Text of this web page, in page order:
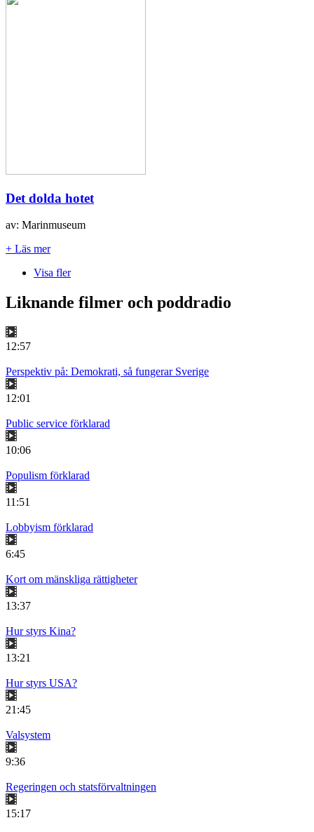
Det dolda hotet
av: Marinmuseum
+ Läs mer
Visa fler
Liknande filmer och poddradio
12:57
Perspektiv på: Demokrati, så fungerar Sverige
12:01
Public service förklarad
10:06
Populism förklarad
11:51
Lobbyism förklarad
6:45
Kort om mänskliga rättigheter
13:37
Hur styrs Kina?
13:21
Hur styrs USA?
21:45
Valsystem
9:36
Regeringen och statsförvaltningen
15:17